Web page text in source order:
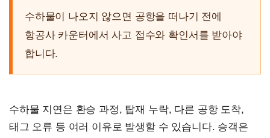
수하물이 나오지 않으면 공항을 떠나기 전에
항공사 카운터에서 사고 접수와 확인서를 받아야
합니다.
수하물 지연은 환승 과정, 탑재 누락, 다른 공항 도착,
태그 오류 등 여러 이유로 발생할 수 있습니다. 승객은